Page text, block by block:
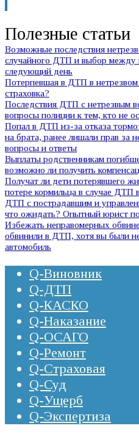
Полезные статьи
Возможные последствия
случайного ДТП и выбор между
следующий день
Потерпевшая в ДТП в
страховка?
Последствия ДТП с нетрезвым
вопросы полиции к тем, кто не
Попал в ДТП из-за отказа
на брата, ранее лишали прав за
вопросы и ответы
Выплаты родственникам
возможно ли получить
Получат ли дети потерявшего
потере кормильца в случае ДТП
ДТП с пострадавшим и
что ожидать? Опытный юрист
Избежать неправомерных
обвинили в ДТП, хотя вы были
автомобиль
Q-Виновник
Q-ДТП
Q-КАСКО
Q-Наказание
Q-ОСАГО
Q-Ремонт
Q-Страховая
Q-Суд
Q-Ущерб
Q-Экспертиза